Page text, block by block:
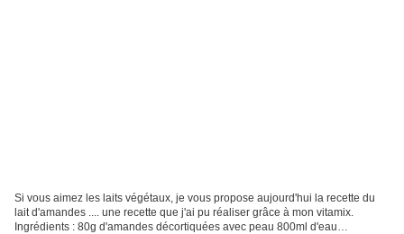
Si vous aimez les laits végétaux, je vous propose aujourd'hui la recette du
lait d'amandes .... une recette que j'ai pu réaliser grâce à mon vitamix.
Ingrédients : 80g d'amandes décortiquées avec peau 800ml d'eau